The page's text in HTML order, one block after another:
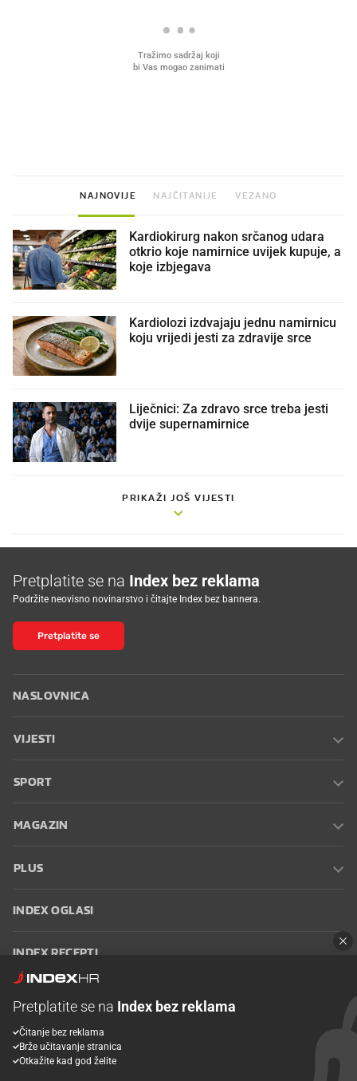
NAJNOVIJE NAJČITANIJE VEZANO
Kardiokirurg nakon srčanog udara
otkrio koje namirnice uvijek kupuje, a
koje izbjegava
Kardiolozi izdvajaju jednu namirnicu
koju vrijedi jesti za zdravije srce
Liječnici: Za zdravo srce treba jesti
dvije supernamirnice
PRIKAŽI JOŠ VIJESTI
Pretplatite se na Index bez reklama
Podržite neovisno novinarstvo i čitajte Index bez bannera.
Pretplatite se
NASLOVNICA
VIJESTI
SPORT
MAGAZIN
PLUS
INDEX OGLASI
INDEX RECEPTI
Oglašavanje Zaposli se na Indexu
korištenja
Postavke kolačića
Pretplatite se na Index bez reklama
Čitanje bez reklama
Brže učitavanje stranica
Otkažite kad god želite